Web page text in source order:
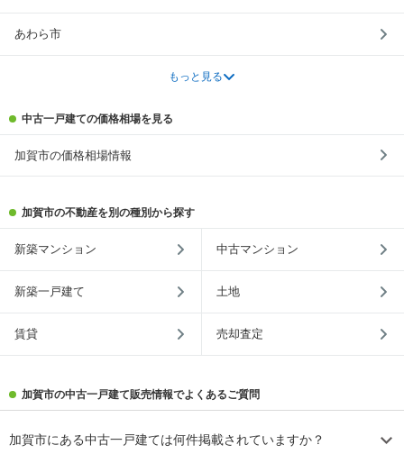
あわら市
もっと見る
中古一戸建ての価格相場を見る
加賀市の価格相場情報
加賀市の不動産を別の種別から探す
新築マンション 中古マンション
新築一戸建て 土地
賃貸 売却査定
加賀市の中古一戸建て販売情報でよくあるご質問
加賀市にある中古一戸建ては何件掲載されていますか？